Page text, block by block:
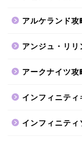
アルケランド攻
アンジュ・リリ
アークナイツ攻
インフィニテ
インフィニティ